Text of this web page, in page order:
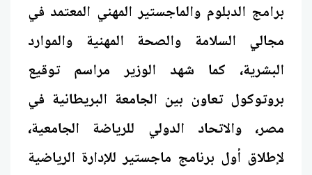
برامج الدبلوم والماجستير المهني المعتمد في
مجالي السلامة والصحة المهنية والموارد
البشرية، كما شهد الوزير مراسم توقيع
بروتوكول تعاون بين الجامعة البريطانية في
مصر، والاتحاد الدولي للرياضة الجامعية،
لإطلاق أول برنامج ماجستير للإدارة الرياضية